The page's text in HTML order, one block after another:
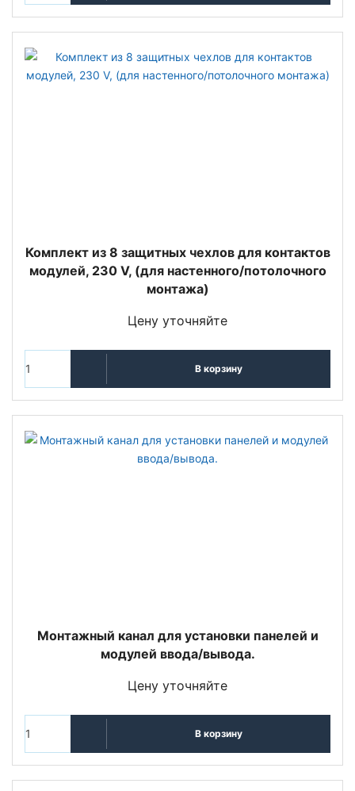
Комплект из 8 защитных чехлов для контактов
модулей, 230 V, (для настенного/потолочного
монтажа)
Цену уточняйте
В корзину
Монтажный канал для установки панелей и
модулей ввода/вывода.
Цену уточняйте
В корзину